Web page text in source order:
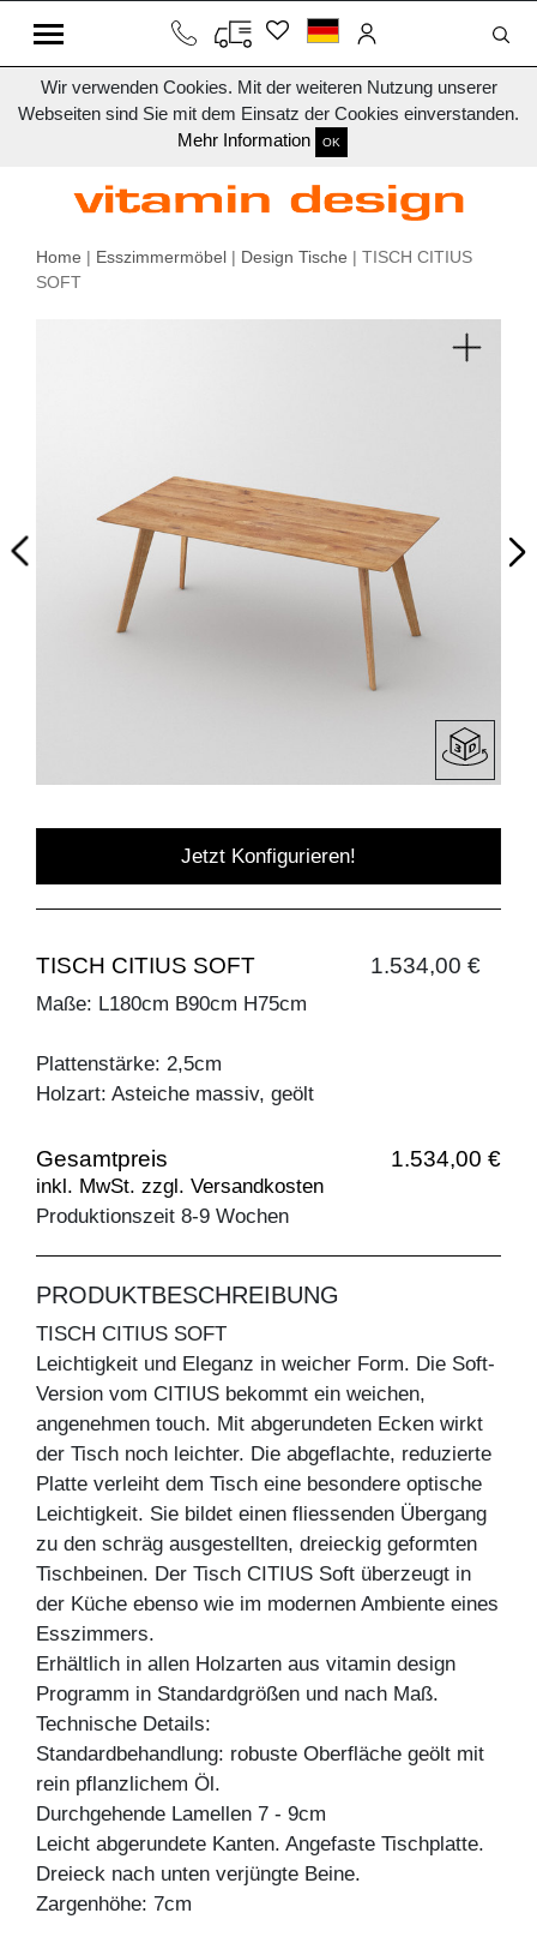
Wir verwenden Cookies. Mit der weiteren Nutzung unserer
Webseiten sind Sie mit dem Einsatz der Cookies einverstanden.
Mehr Information
OK
Home | Esszimmermöbel | Design Tische | TISCH CITIUS
SOFT
Jetzt Konfigurieren!
TISCH CITIUS SOFT 1.534,00 €
Maße: L180cm B90cm H75cm
Plattenstärke: 2,5cm
Holzart: Asteiche massiv, geölt
Gesamtpreis 1.534,00 €
inkl. MwSt. zzgl. Versandkosten
Produktionszeit 8-9 Wochen
PRODUKTBESCHREIBUNG
TISCH CITIUS SOFT
Leichtigkeit und Eleganz in weicher Form. Die Soft-
Version vom CITIUS bekommt ein weichen,
angenehmen touch. Mit abgerundeten Ecken wirkt
der Tisch noch leichter. Die abgeflachte, reduzierte
Platte verleiht dem Tisch eine besondere optische
Leichtigkeit. Sie bildet einen fliessenden Übergang
zu den schräg ausgestellten, dreieckig geformten
Tischbeinen. Der Tisch CITIUS Soft überzeugt in
der Küche ebenso wie im modernen Ambiente eines
Esszimmers.
Erhältlich in allen Holzarten aus vitamin design
Programm in Standardgrößen und nach Maß.
Technische Details:
Standardbehandlung: robuste Oberfläche geölt mit
rein pflanzlichem Öl.
Durchgehende Lamellen 7 - 9cm
Leicht abgerundete Kanten. Angefaste Tischplatte.
Dreieck nach unten verjüngte Beine.
Zargenhöhe: 7cm